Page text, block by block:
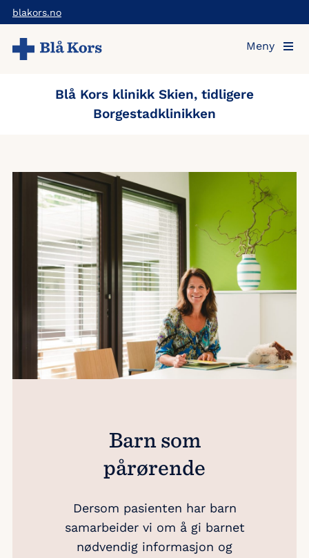
Hopp
til
hovedinnholdet
blakors.no
Meny
Blå Kors klinikk Skien, tidligere
Borgestadklinikken
Barn som
pårørende
Dersom pasienten har barn
samarbeider vi om å gi barnet
nødvendig informasjon og